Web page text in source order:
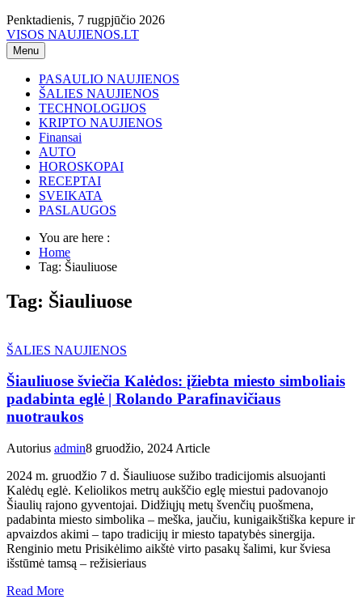
Penktadienis, 7 rugpjūčio 2026
VISOS NAUJIENOS.LT
Menu
PASAULIO NAUJIENOS
ŠALIES NAUJIENOS
TECHNOLOGIJOS
KRIPTO NAUJIENOS
Finansai
AUTO
HOROSKOPAI
RECEPTAI
SVEIKATA
PASLAUGOS
You are here :
Home
Tag: Šiauliuose
Tag: Šiauliuose
ŠALIES NAUJIENOS
Šiauliuose šviečia Kalėdos: įžiebta miesto simboliais
padabinta eglė | Rolando Parafinavičiaus
nuotraukos
Autorius admin8 gruodžio, 2024 Article
2024 m. gruodžio 7 d. Šiauliuose sužibo tradicijomis alsuojanti
Kalėdų eglė. Keliolikos metrų aukščio eglę miestui padovanojo
Šiaulių rajono gyventojai. Didžiųjų metų švenčių puošmena,
padabinta miesto simbolika – meška, jaučiu, kunigaikštiška kepure ir
apvaizdos akimi – tapo tradicijų ir miesto tapatybės sinergija.
Renginio metu Prisikėlimo aikštė virto pasakų šalimi, kur šviesa
išstūmė tamsą – režisieriaus
Read More